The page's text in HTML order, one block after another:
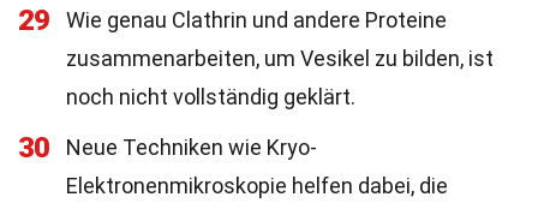
29
Wie genau Clathrin und andere Proteine
zusammenarbeiten, um Vesikel zu bilden, ist
noch nicht vollständig geklärt.
30
Neue Techniken wie Kryo-
Elektronenmikroskopie helfen dabei, die